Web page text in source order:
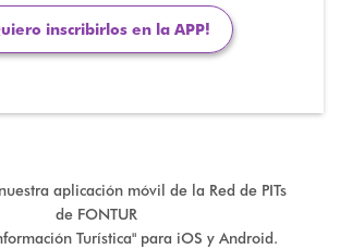
inscribirlos en la APP!
aplicación móvil de la Red de PITs
de FONTUR
Turística" para iOS y Android.